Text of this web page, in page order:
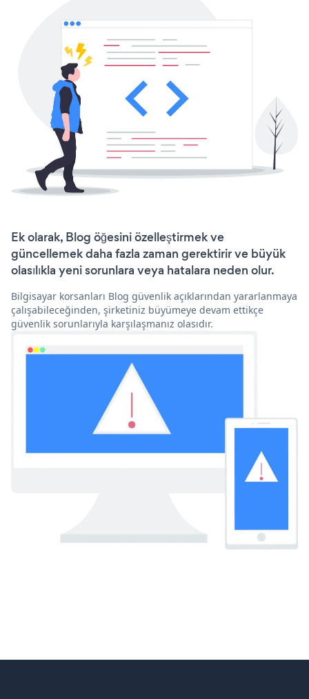
Ek olarak, Blog öğesini özelleştirmek ve
güncellemek daha fazla zaman gerektirir ve büyük
olasılıkla yeni sorunlara veya hatalara neden olur.
Bilgisayar korsanları Blog güvenlik açıklarından yararlanmaya
çalışabileceğinden, şirketiniz büyümeye devam ettikçe
güvenlik sorunlarıyla karşılaşmanız olasıdır.